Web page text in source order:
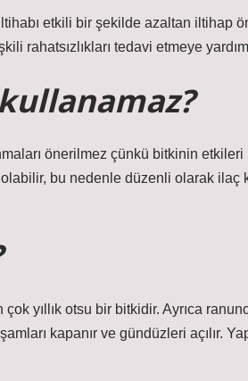
etkili bir şekilde azaltan iltihap
rahatsızlıkları tedavi etmeye
önerilmez çünkü bitkinin etkileri
bu nedenle düzenli olarak ilaç
yıllık otsu bir bitkidir. Ayrıca
kapanır ve gündüzleri açılır.